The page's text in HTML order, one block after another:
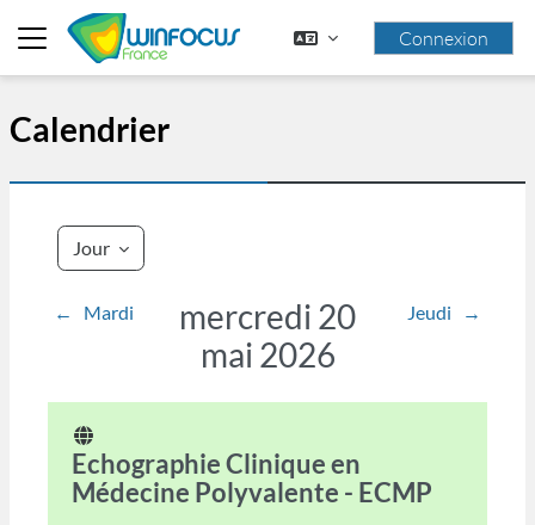
Passer au contenu principal
Panneau latéral
Connexion
Calendrier
Jour
← Mardi
mercredi 20
mai 2026
Jeudi →
Echographie Clinique en
Médecine Polyvalente - ECMP